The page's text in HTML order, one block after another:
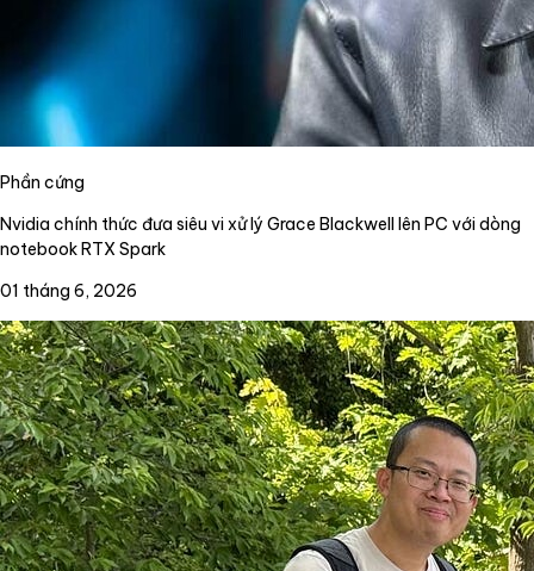
Phần cứng
Nvidia chính thức đưa siêu vi xử lý Grace Blackwell lên PC với dòng
notebook RTX Spark
01 tháng 6, 2026